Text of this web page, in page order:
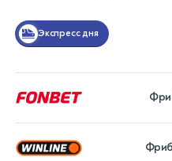
Экспресс дня